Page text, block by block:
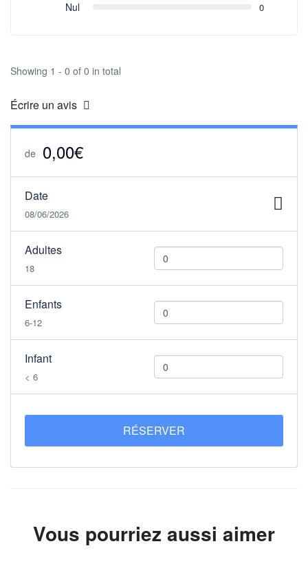
Nul 0
Showing 1 - 0 of 0 in total
Écrire un avis
de 0,00€
Date
08/06/2026
Adultes
18
Enfants
6-12
Infant
< 6
RÉSERVER
Vous pourriez aussi aimer